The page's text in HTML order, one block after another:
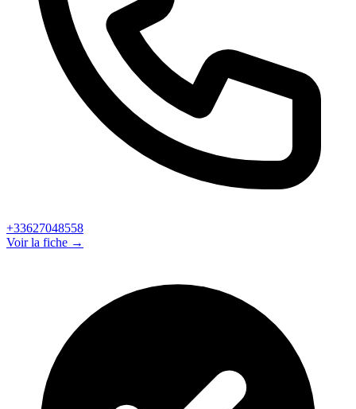
+33627048558
Voir la fiche →